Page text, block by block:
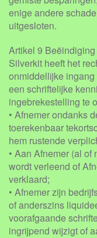
enige andere
uitgesloten.
Artikel 9
Silverkit heeft het
onmiddellijke
een schriftelijke
ingebrekestelling te
• Afnemer ondanks
toerekenbaar
hem rustende
• Aan Afnemer (al
wordt verleend of
verklaard;
• Afnemer zijn
of anderszins
voorafgaande
ingrijpend wijzigt of